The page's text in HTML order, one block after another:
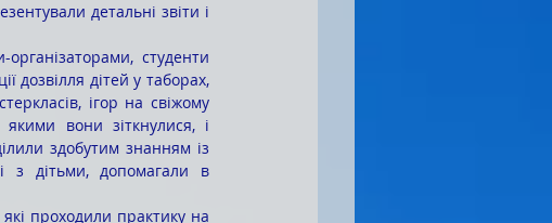
детальні звіти і
дозвілля дітей у таборах,
ігор на свіжому
вони зіткнулися, і
здобутим знанням із
з дітьми, допомагали в